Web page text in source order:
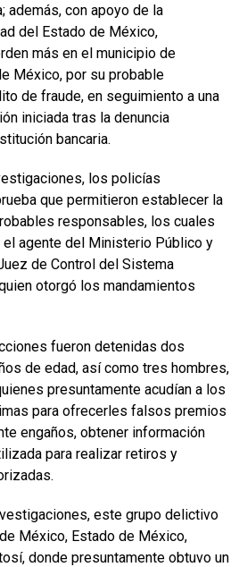
además, con apoyo de la
del Estado de México,
más en el municipio de
México, por su probable
de fraude, en seguimiento a una
iniciada tras la denuncia
bancaria.
los policías
que permitieron establecer la
responsables, los cuales
agente del Ministerio Público y
de Control del Sistema
otorgó los mandamientos
fueron detenidas dos
de edad, así como tres hombres,
presuntamente acudían a los
para ofrecerles falsos premios
engaños, obtener información
para realizar retiros y
este grupo delictivo
México, Estado de México,
donde presuntamente obtuvo un